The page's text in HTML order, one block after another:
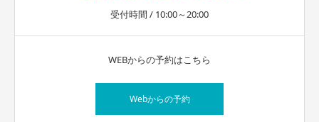
受付時間 / 10:00～20:00
WEBからの予約はこちら
Webからの予約